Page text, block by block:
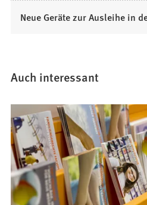
Neue Geräte zur Ausleihe in
Auch interessant